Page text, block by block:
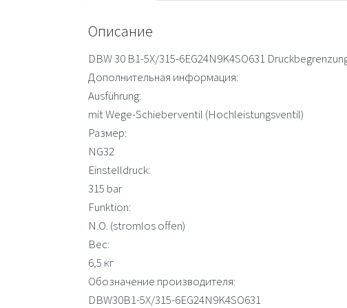
Описание
DBW 30 B1-5X/315-6EG24N9K4SO631
Дополнительная информация:
Ausführung:
mit Wege-Schieberventil (Hochleistungsventil)
Размер:
NG32
Einstelldruck:
315 bar
Funktion:
N.O. (stromlos offen)
Вес:
6,5 кг
Обозначение производителя:
DBW30B1-5X/315-6EG24N9K4SO631